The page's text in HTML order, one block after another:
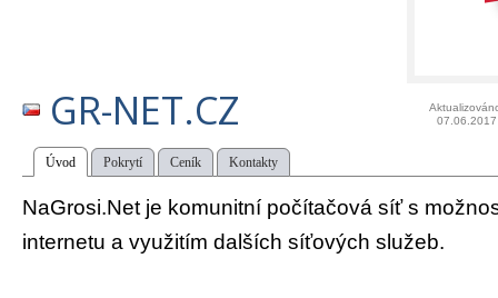
GR-NET.CZ
07.06.2017
Úvod Pokrytí Ceník Kontakty
NaGrosi.Net je komunitní počítačová síť s
internetu a využitím dalších síťových služeb.